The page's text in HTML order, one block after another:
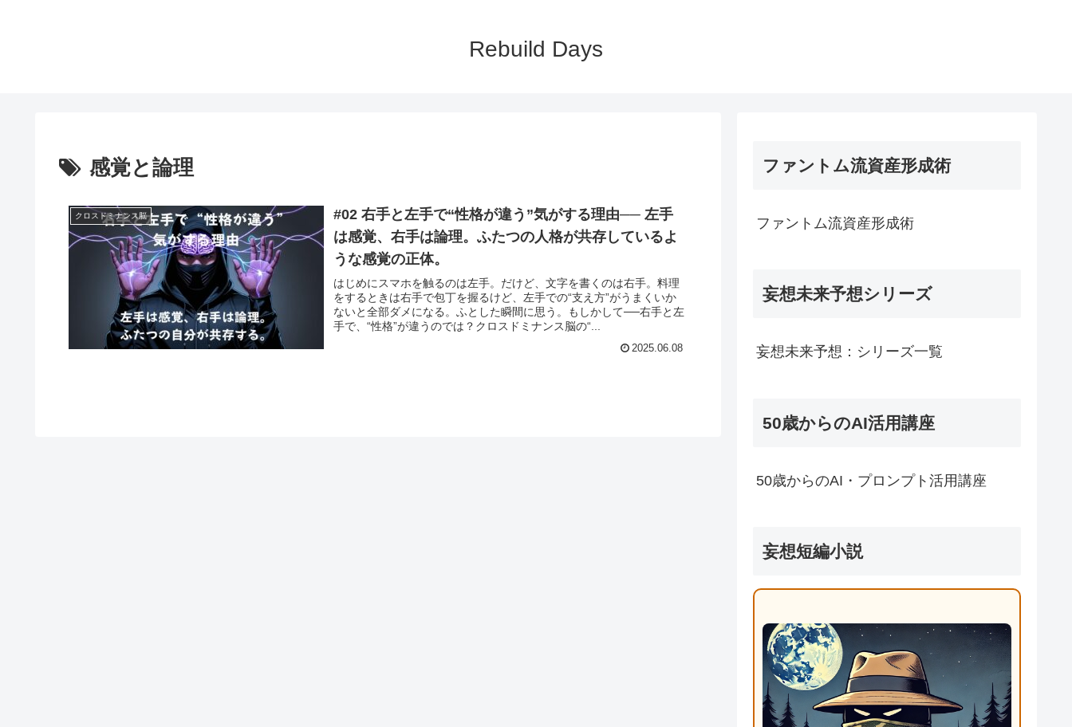
Rebuild Days
感覚と論理
クロスドミナンス脳
#02 右手と左手で“性格が違う”気がする理由── 左手
は感覚、右手は論理。ふたつの人格が共存しているよ
うな感覚の正体。
はじめにスマホを触るのは左手。だけど、文字を書くのは右手。料理
をするときは右手で包丁を握るけど、左手での“支え方”がうまくいか
ないと全部ダメになる。ふとした瞬間に思う。もしかして──右手と左
手で、“性格”が違うのでは？クロスドミナンス脳の“...
2025.06.08
ファントム流資産形成術
ファントム流資産形成術
妄想未来予想シリーズ
妄想未来予想：シリーズ一覧
50歳からのAI活用講座
50歳からのAI・プロンプト活用講座
妄想短編小説